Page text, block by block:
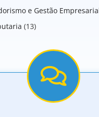
e Gestão
(13)